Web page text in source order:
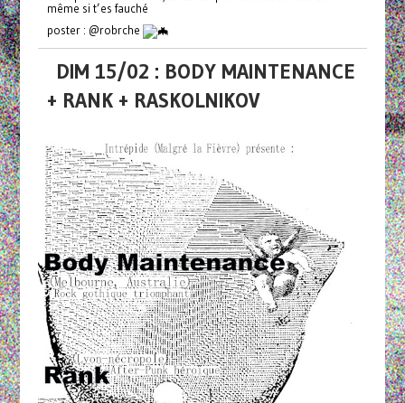
même si t’es fauché
poster : @robrche
DIM 15/02 : BODY MAINTENANCE
+ RANK + RASKOLNIKOV